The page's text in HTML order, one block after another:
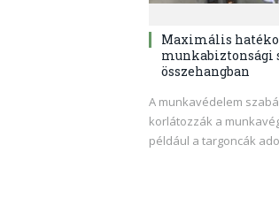
Maximális
munkabiztonsági
összehangban
A munkavédelem
korlátozzák a
például a targoncák